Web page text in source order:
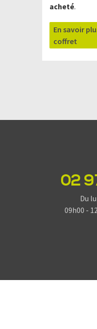
acheté.
En savoir
coffret
02
Du
09h00 -